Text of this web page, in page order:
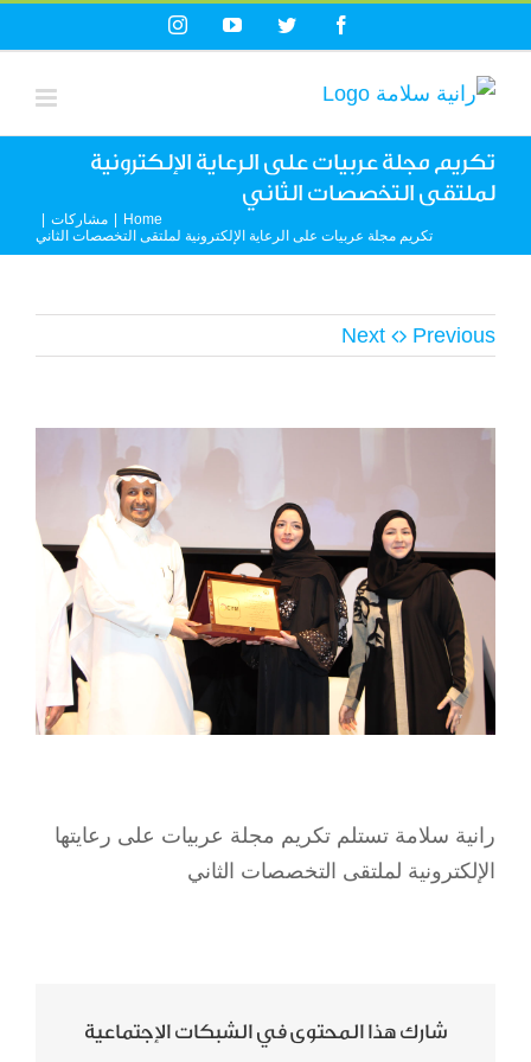
to
content
Facebook
Twitter
YouTube
Instagram
تكريم مجلة عربيات على الرعاية الإلكترونية
لملتقى التخصصات الثاني
Home مشاركات
تكريم مجلة عربيات على الرعاية الإلكترونية لملتقى التخصصات الثاني
Previous
Next
View
رانية سلامة تستلم تكريم مجلة عربيات على رعايتها
الإلكترونية لملتقى التخصصات الثاني
شارك هذا المحتوى في الشبكات الإجتماعية